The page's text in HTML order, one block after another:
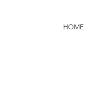
HOME